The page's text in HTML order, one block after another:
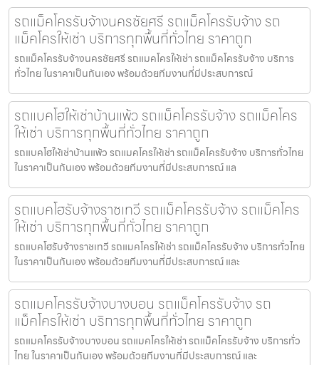
รถแม็คโครรับจ้างนครชัยศรี รถแม็คโครรับจ้าง รถ
แม็คโครให้เช่า บริการทุกพื้นที่ทั่วไทย ราคาถูก
รถแม็คโครรับจ้างนครชัยศรี รถแมคโครให้เช่า รถแม็คโครรับจ้าง บริการ
ทั่วไทย ในราคาเป็นกันเอง พร้อมด้วยทีมงานที่มีประสบการณ์
รถแบคโฮให้เช่าบ้านแพ้ว รถแม็คโครรับจ้าง รถแม็คโคร
ให้เช่า บริการทุกพื้นที่ทั่วไทย ราคาถูก
รถแบคโฮให้เช่าบ้านแพ้ว รถแมคโครให้เช่า รถแม็คโครรับจ้าง บริการทั่วไทย
ในราคาเป็นกันเอง พร้อมด้วยทีมงานที่มีประสบการณ์ แล
รถแบคโฮรับจ้างราชเทวี รถแม็คโครรับจ้าง รถแม็คโคร
ให้เช่า บริการทุกพื้นที่ทั่วไทย ราคาถูก
รถแบคโฮรับจ้างราชเทวี รถแมคโครให้เช่า รถแม็คโครรับจ้าง บริการทั่วไทย
ในราคาเป็นกันเอง พร้อมด้วยทีมงานที่มีประสบการณ์ และ
รถแมคโครรับจ้างบางบอน รถแม็คโครรับจ้าง รถ
แม็คโครให้เช่า บริการทุกพื้นที่ทั่วไทย ราคาถูก
รถแมคโครรับจ้างบางบอน รถแมคโครให้เช่า รถแม็คโครรับจ้าง บริการทั่ว
ไทย ในราคาเป็นกันเอง พร้อมด้วยทีมงานที่มีประสบการณ์ และ